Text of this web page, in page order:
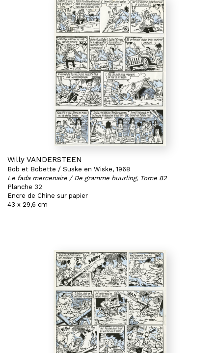
Willy VANDERSTEEN
Bob et Bobette / Suske en Wiske, 1968
Le fada mercenaire / De gramme huurling, Tome 82
Planche 32
Encre de Chine sur papier
43 x 29,6 cm